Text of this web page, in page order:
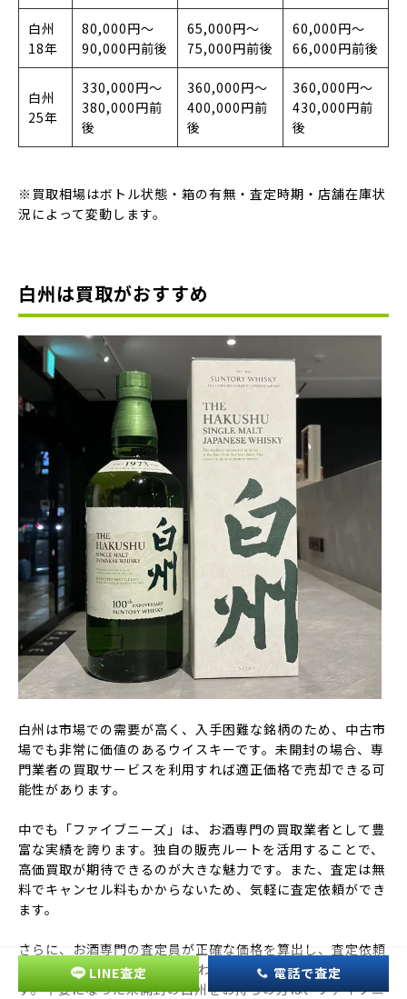
白州
18年
80,000円〜
90,000円前後
65,000円〜
75,000円前後
60,000円〜
66,000円前後
白州
25年
330,000円〜
380,000円前
後
360,000円〜
400,000円前
後
360,000円〜
430,000円前
後
※買取相場はボトル状態・箱の有無・査定時期・店舗在庫状
況によって変動します。
白州は買取がおすすめ
白州は市場での需要が高く、入手困難な銘柄のため、中古市
場でも非常に価値のあるウイスキーです。未開封の場合、専
門業者の買取サービスを利用すれば適正価格で売却できる可
能性があります。
中でも「ファイブニーズ」は、お酒専門の買取業者として豊
富な実績を誇ります。独自の販売ルートを活用することで、
高価買取が期待できるのが大きな魅力です。また、査定は無
料でキャンセル料もかからないため、気軽に査定依頼ができ
ます。
さらに、お酒専門の査定員が正確な価格を算出し、査定依頼
から通常24時間以内に結果がわかるスピード対応も強みで
す。不要になった未開封の白州をお持ちの方は、ファイブニ
LINE査定 電話で査定